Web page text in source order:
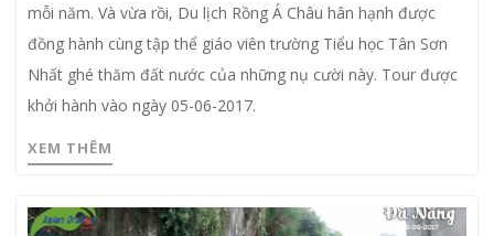
mỗi năm. Và vừa rồi, Du lịch Rồng Á Châu hân hạnh được
đồng hành cùng tập thể giáo viên trường Tiểu học Tân Sơn
Nhất ghé thăm đất nước của những nụ cười này. Tour được
khởi hành vào ngày 05-06-2017.
XEM THÊM